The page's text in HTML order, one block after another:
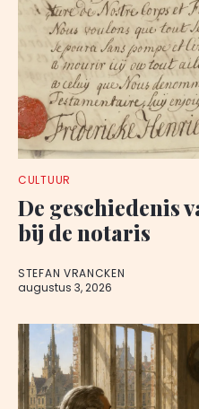
CULTUUR
De geschiedenis
bij de notaris
STEFAN VRANCKEN
augustus 3, 2026